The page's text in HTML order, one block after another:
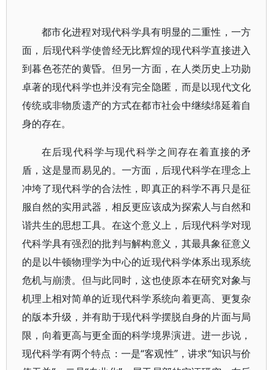
都市化进程对现代科学具有明显的二重性，一方
面，后现代科学使曾经无比辉煌的现代科学直接进入
到暮色苍茫的黄昏。但另一方面，在人类历史上功勋
卓著的现代科学也并没有完全隐匿，而是以现代文化
传统或非物质遗产的方式在都市社会中继续绵延着自
身的存在。
在后现代科学与现代科学之间存在着直接的矛
盾，这是显而易见的。一方面，后现代科学在理念上
冲垮了现代科学的合法性，即真正的科学不再只是征
服自然的实用武器，相反更应该成为探索人与自然和
谐共生的思想工具。在这个意义上，后现代科学对现
代科学具有强烈的批判与解构意义，其最具象征意义
的是以牛顿物理学为中心的近现代科学体系出现系统
危机与崩溃。但与此同时，这也使原本在研究对象与
机理上相对简单的近现代科学系统向着更高、更复杂
的版本升级，并有助于现代科学摆脱自身的片面与局
限，向着更高与更全面的科学境界演进。进一步说，
现代科学有两个特点：一是“客观性”，讲求“知识与价